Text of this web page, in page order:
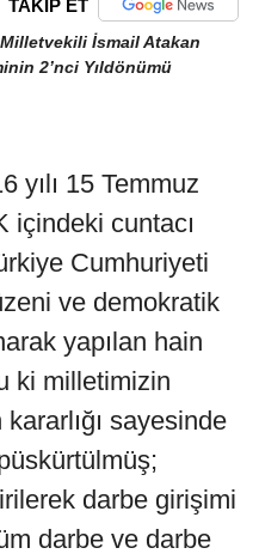
TAKİP ET
İsmail Atakan
2’nci Yıldönümü
yılı 15 Temmuz
içindeki cuntacı
Cumhuriyeti
ve demokratik
yapılan hain
ki milletimizin
sayesinde
darbe girişimi
darbe ve darbe